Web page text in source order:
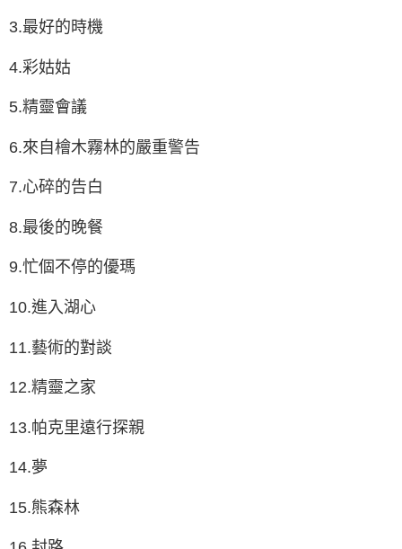
3.最好的時機
4.彩姑姑
5.精靈會議
6.來自檜木霧林的嚴重警告
7.心碎的告白
8.最後的晚餐
9.忙個不停的優瑪
10.進入湖心
11.藝術的對談
12.精靈之家
13.帕克里遠行探親
14.夢
15.熊森林